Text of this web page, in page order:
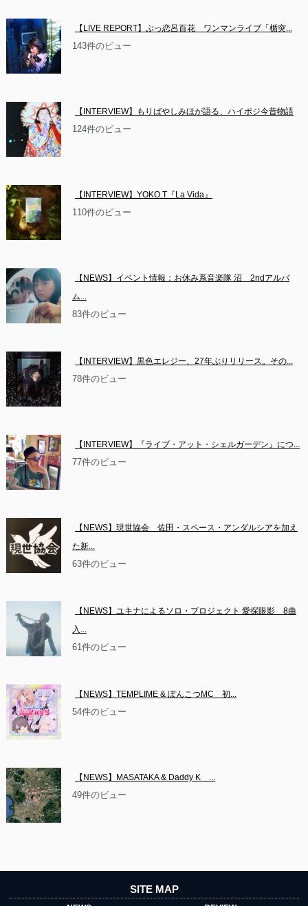
【LIVE REPORT】ぶっ恋呂百花　ワンマンライブ「楯突...
143件のビュー
【INTERVIEW】もりばやしみほが語る、ハイポジ今昔物語
124件のビュー
【INTERVIEW】YOKO.T『La Vida』
110件のビュー
【NEWS】イベント情報：お休み系音楽隊 沼　2ndアルバ
ム...
83件のビュー
【INTERVIEW】黒色エレジー、27年ぶりリリース。その...
78件のビュー
【INTERVIEW】『ライブ・アット・シェルガーデン』につ...
77件のビュー
【NEWS】現世協会　佐田・スペース・アンダルシアを加え
た新...
63件のビュー
【NEWS】ユキナによるソロ・プロジェクト 愛探眼影　8曲
入...
61件のビュー
【NEWS】TEMPLIME & ぽんこつMC　初...
54件のビュー
【NEWS】MASATAKA & Daddy K　...
49件のビュー
SITE MAP